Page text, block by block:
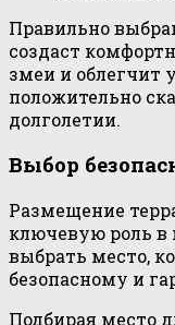
Правильно
создаст
змеи и облегчит
положительно
долголетии.
Выбор
Размещение
ключевую роль в
выбрать место,
безопасному и
Подбирая место